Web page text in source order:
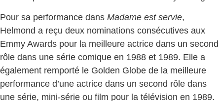
Pour sa performance dans Madame est servie,
Helmond a reçu deux nominations consécutives aux
Emmy Awards pour la meilleure actrice dans un second
rôle dans une série comique en 1988 et 1989. Elle a
également remporté le Golden Globe de la meilleure
performance d’une actrice dans un second rôle dans
une série, mini-série ou film pour la télévision en 1989.